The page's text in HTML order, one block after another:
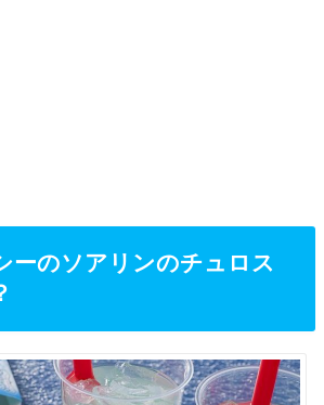
ーのソアリンのチュロス